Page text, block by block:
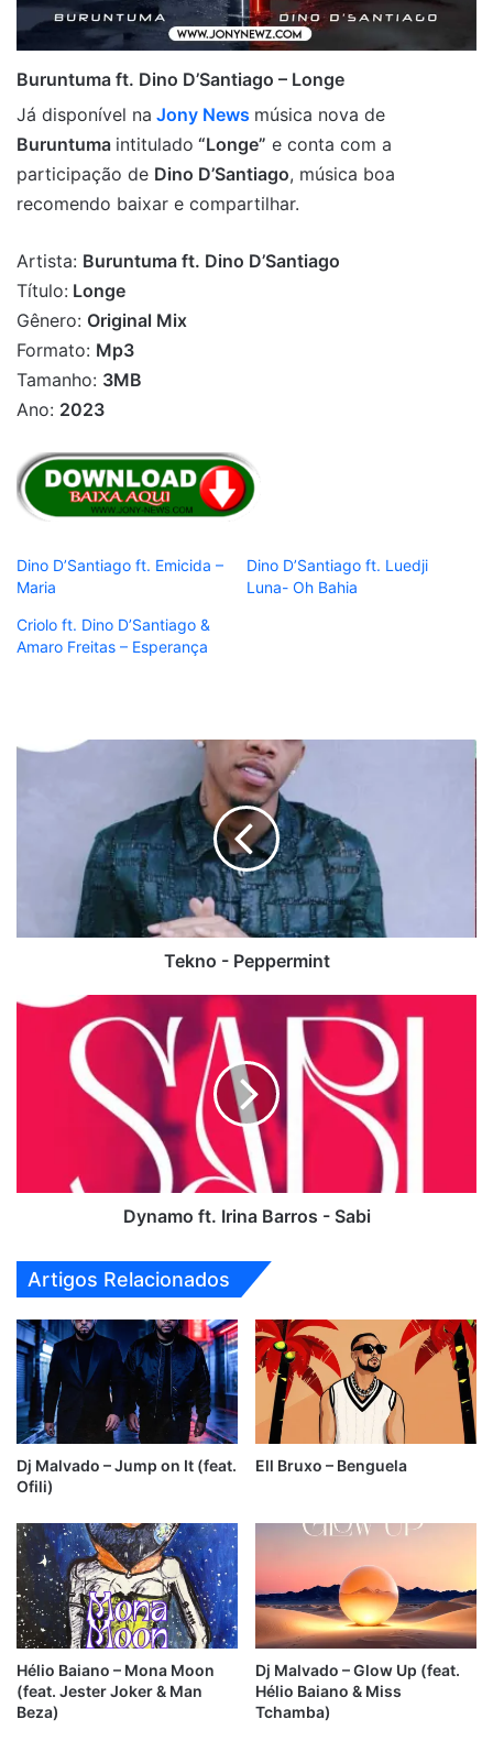
Buruntuma ft. Dino D’Santiago – Longe
Já disponível na Jony News música nova de
Buruntuma intitulado “Longe” e conta com a
participação de Dino D’Santiago, música boa
recomendo baixar e compartilhar.
Artista: Buruntuma ft. Dino D’Santiago
Título: Longe
Gênero: Original Mix
Formato: Mp3
Tamanho: 3MB
Ano: 2023
Dino D’Santiago ft. Emicida –
Maria
Dino D’Santiago ft. Luedji
Luna- Oh Bahia
Criolo ft. Dino D’Santiago &
Amaro Freitas – Esperança
Tekno
Tekno - Peppermint
Dynamo
Dynamo ft. Irina Barros - Sabi
Artigos Relacionados
Dj Malvado – Jump on It (feat.
Ofili)
Ell Bruxo – Benguela
Hélio Baiano – Mona Moon
(feat. Jester Joker & Man
Beza)
Dj Malvado – Glow Up (feat.
Hélio Baiano & Miss
Tchamba)